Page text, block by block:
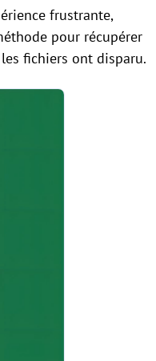
frustrante,
pour récupérer
fichiers ont disparu.